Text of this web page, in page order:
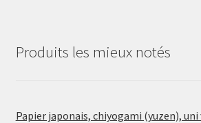
Produits les mieux notés
Papier japonais, chiyogami (yuzen),